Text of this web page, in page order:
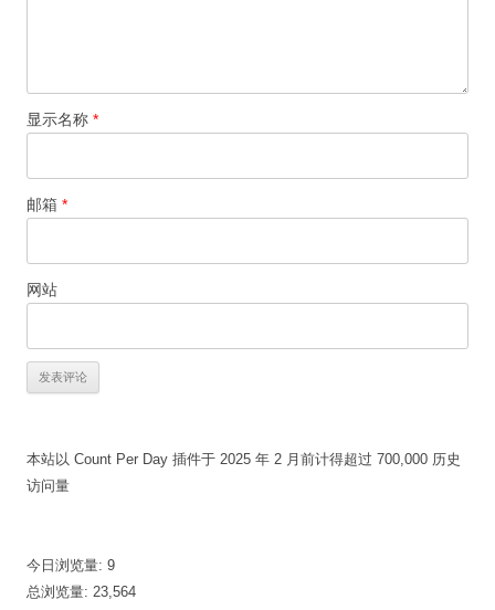
显示名称 *
邮箱 *
网站
本站以 Count Per Day 插件于 2025 年 2 月前计得超过 700,000 历史
访问量
今日浏览量: 9
总浏览量: 23,564